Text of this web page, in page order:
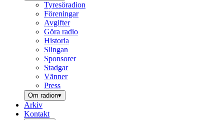
Tyresöradion
Föreningar
Avgifter
Göra radio
Historia
Slingan
Sponsorer
Stadgar
Vänner
Press
Om radion▾
Arkiv
Kontakt